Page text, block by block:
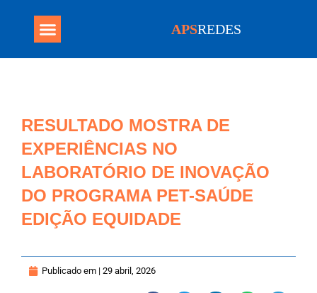
APSREDES
RESULTADO MOSTRA DE
EXPERIÊNCIAS NO
LABORATÓRIO DE INOVAÇÃO
DO PROGRAMA PET-SAÚDE
EDIÇÃO EQUIDADE
Publicado em | 29 abril, 2026